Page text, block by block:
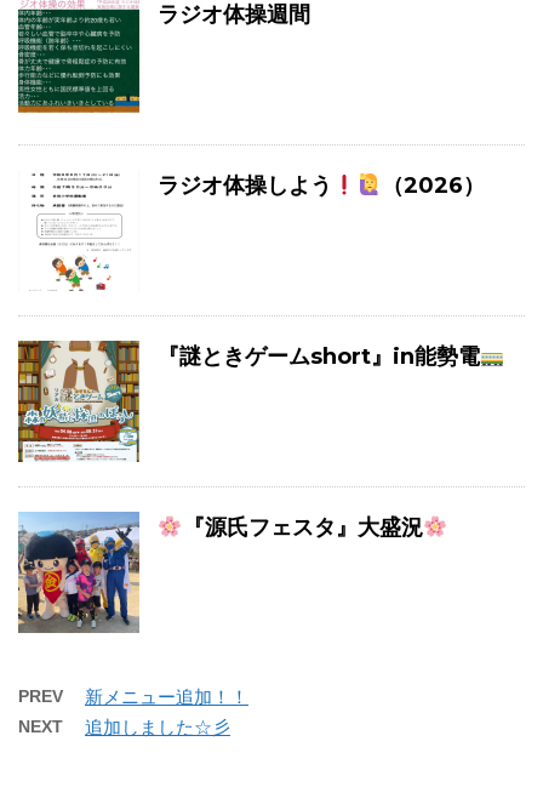
ラジオ体操週間
ラジオ体操しよう （2026）
『謎ときゲームshort』in能勢電
『源氏フェスタ』大盛況
PREV 新メニュー追加！！
NEXT 追加しました☆彡